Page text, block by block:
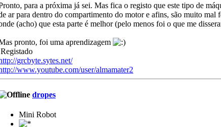
para a próxima já sei. Mas fica o registo que este tipo de
ar para dentro do compartimento do motor e afins, são muito
(acho) que esta parte é melhor (pelo menos foi o que me
pronto, foi uma aprendizagem
Registado
grcbyte.sytes.net/
www.youtube.com/user/almamater2
dropes
Mini Robot